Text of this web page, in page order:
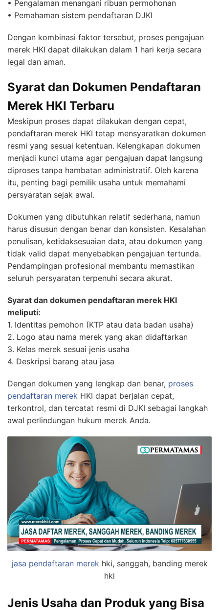
• Pengalaman menangani ribuan permohonan
• Pemahaman sistem pendaftaran DJKI
Dengan kombinasi faktor tersebut, proses pengajuan
merek HKI dapat dilakukan dalam 1 hari kerja secara
legal dan aman.
Syarat dan Dokumen Pendaftaran
Merek HKI Terbaru
Meskipun proses dapat dilakukan dengan cepat,
pendaftaran merek HKI tetap mensyaratkan dokumen
resmi yang sesuai ketentuan. Kelengkapan dokumen
menjadi kunci utama agar pengajuan dapat langsung
diproses tanpa hambatan administratif. Oleh karena
itu, penting bagi pemilik usaha untuk memahami
persyaratan sejak awal.
Dokumen yang dibutuhkan relatif sederhana, namun
harus disusun dengan benar dan konsisten. Kesalahan
penulisan, ketidaksesuaian data, atau dokumen yang
tidak valid dapat menyebabkan pengajuan tertunda.
Pendampingan profesional membantu memastikan
seluruh persyaratan terpenuhi secara akurat.
Syarat dan dokumen pendaftaran merek HKI
meliputi:
1. Identitas pemohon (KTP atau data badan usaha)
2. Logo atau nama merek yang akan didaftarkan
3. Kelas merek sesuai jenis usaha
4. Deskripsi barang atau jasa
Dengan dokumen yang lengkap dan benar, proses
pendaftaran merek HKI dapat berjalan cepat,
terkontrol, dan tercatat resmi di DJKI sebagai langkah
awal perlindungan hukum merek Anda.
jasa pendaftaran merekhki, sanggah, banding merek
hki
Jenis Usaha dan Produk yang Bisa